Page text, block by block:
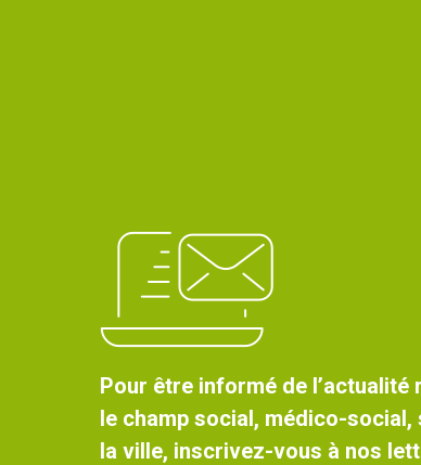
Pour être informé de l’actualité
le champ social, médico-
la ville, inscrivez-vous à nos